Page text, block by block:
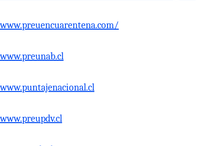
www.preuencuarentena.com/
www.preunab.cl
www.puntajenacional.cl
www.preupdv.cl